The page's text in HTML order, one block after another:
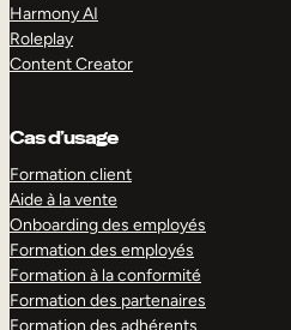
Harmony AI
Roleplay
Content Creator
Cas d’usage
Formation client
Aide à la vente
Onboarding des employés
Formation des employés
Formation à la conformité
Formation des partenaires
Formation des adhérents